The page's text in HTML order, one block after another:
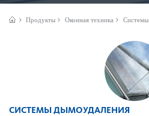
Продукты Оконная техника Системы
СИСТЕМЫ ДЫМОУДАЛЕНИЯ